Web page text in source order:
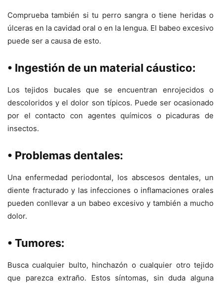
Comprueba también si tu perro sangra o tiene heridas o
úlceras en la cavidad oral o en la lengua. El babeo excesivo
puede ser a causa de esto.
• Ingestión de un material cáustico:
Los tejidos bucales que se encuentran enrojecidos o
descoloridos y el dolor son típicos. Puede ser ocasionado
por el contacto con agentes químicos o picaduras de
insectos.
• Problemas dentales:
Una enfermedad periodontal, los abscesos dentales, un
diente fracturado y las infecciones o inflamaciones orales
pueden conllevar a un babeo excesivo y también a mucho
dolor.
• Tumores:
Busca cualquier bulto, hinchazón o cualquier otro tejido
que parezca extraño. Estos síntomas, sin duda alguna